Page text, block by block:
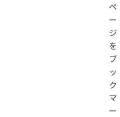
ペ
ー
ジ
を
ブ
ッ
ク
マ
ー